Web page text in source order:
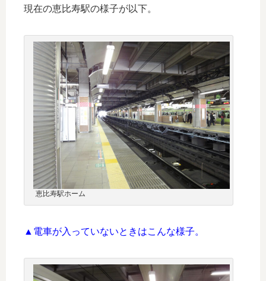
現在の恵比寿駅の様子が以下。
恵比寿駅ホーム
▲電車が入っていないときはこんな様子。